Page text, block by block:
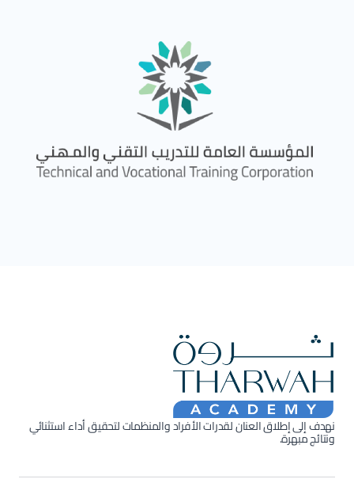
نهدف إلى إطلاق العنان لقدرات الأفراد والمنظمات لتحقيق أداء استثنائي
ونتائج مبهرة.